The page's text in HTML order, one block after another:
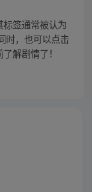
签通常被认为
时，也可以点击
解剧情了！